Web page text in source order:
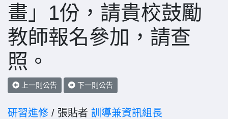
畫」1份，請貴校鼓勵
教師報名參加，請查
照。
上一則公告 下一則公告
研習進修 / 張貼者 訓導兼資訊組長